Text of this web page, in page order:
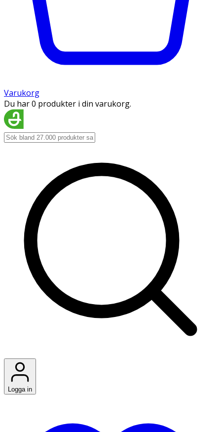
Varukorg
Du har 0 produkter i din varukorg.
Logga in